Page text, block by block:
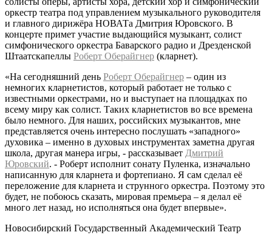
оркестр театра под управлением музыкального руководителя
и главного дирижёра НОВАТа Дмитрия Юровского. В
концерте примет участие выдающийся музыкант, солист
симфонического оркестра Баварского радио и Дрезденской
Штаатскапеллы Роберт Оберайгнер (кларнет).
«На сегодняшний день Роберт Оберайгнер – один из
немногих кларнетистов, который работает не только с
известными оркестрами, но и выступает на площадках по
всему миру как солист. Таких кларнетистов во все времена
было немного. Для наших, российских музыкантов, мне
представляется очень интересно послушать «западного»
духовика – именно в духовых инструментах заметна другая
школа, другая манера игры, - рассказывает Дмитрий
Юровский. - Роберт исполнит сонату Пуленка, изначально
написанную для кларнета и фортепиано. Я сам сделал её
переложение для кларнета и струнного оркестра. Поэтому это
будет, не побоюсь сказать, мировая премьера – я делал её
много лет назад, но исполняться она будет впервые».
Новосибирский Государственный Академический Театр